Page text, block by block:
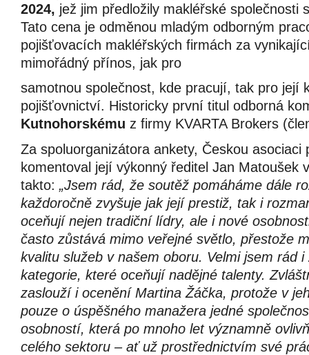
2024, jež jim předložily makléřské společnosti
Tato cena je odměnou mladým odborným
pojišťovacích makléřských firmách za
mimořádný přínos, jak pro
samotnou společnost, kde pracují, tak pro její
pojišťovnictví. Historicky první titul odborná
Kutnohorskému z firmy KVARTA Brokers
Za spoluorganizátora ankety, Českou asociaci
komentoval její výkonný ředitel Jan Matoušek
takto: „Jsem rád, že soutěž pomáháme dále
každoročně zvyšuje jak její prestiž, tak i
oceňují nejen tradiční lídry, ale i nové
často zůstává mimo veřejné světlo, přestože
kvalitu služeb v našem oboru. Velmi jsem rád
kategorie, které oceňují nadějné talenty.
zaslouží i ocenění Martina Žáčka, protože v
pouze o úspěšného manažera jedné
osobností, která po mnoho let významně
celého sektoru – ať už prostřednictvím své